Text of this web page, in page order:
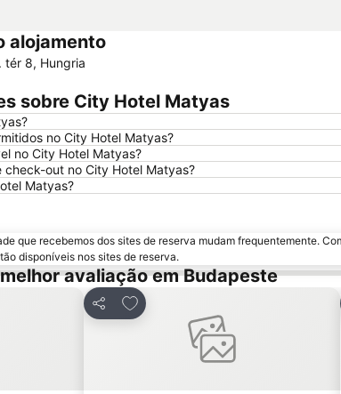
alojamento
tér 8, Hungria
sobre City Hotel Matyas
no City Hotel Matyas?
no City Hotel Matyas?
out no City Hotel Matyas?
Matyas?
que recebemos dos sites de reserva mudam frequentemente.
disponíveis nos sites de reserva.
avaliação em Budapeste
Partilhar
Adicionar aos favoritos